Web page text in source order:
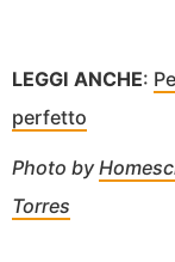
LEGGI ANCHE:
perfetto
Photo by
Torres